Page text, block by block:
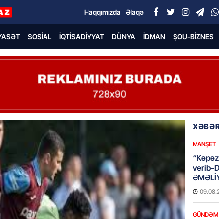
Haqqımızda Əlaqə
SOSIAL İQTISADIYYAT DÜNYA İDMAN ŞOU-BIZNES
MANŞET
verib-
GÜNDƏM